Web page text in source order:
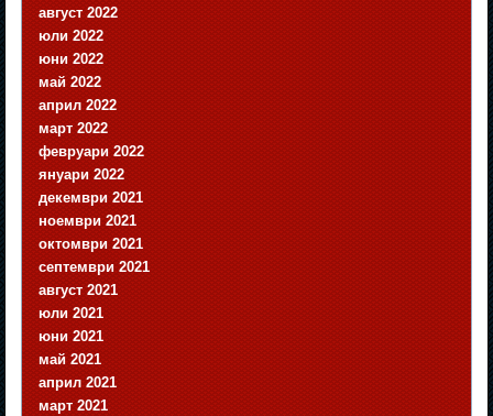
август 2022
юли 2022
юни 2022
май 2022
април 2022
март 2022
февруари 2022
януари 2022
декември 2021
ноември 2021
октомври 2021
септември 2021
август 2021
юли 2021
юни 2021
май 2021
април 2021
март 2021